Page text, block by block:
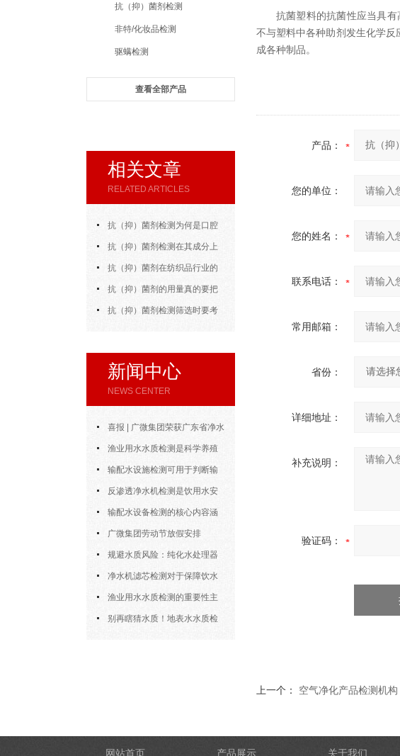
抗（抑）菌剂检测
非特/化妆品检测
驱螨检测
查看全部产品
相关文章
RELATED ARTICLES
抗（抑）菌剂检测为何是口腔
医疗的“隐形守护者”？
抗（抑）菌剂检测在其成分上
的讲解
抗（抑）菌剂在纺织品行业的
应用讲解
抗（抑）菌剂的用量真的要把
控好！
抗（抑）菌剂检测筛选时要考
新闻中心
NEWS CENTER
喜报 | 广微集团荣获广东省净水
设备协会“优秀会员企业”称号
渔业用水水质检测是科学养殖
中的重要工具
输配水设施检测可用于判断输
水设施能否安全、稳定地完成供水
任务
反渗透净水机检测是饮用水安
全体系中的重要一环
输配水设备检测的核心内容涵
盖了多个方面
广微集团劳动节放假安排
规避水质风险：纯化水处理器
检测的核心环节与细节把控
净水机滤芯检测对于保障饮水
安全具有重要意义
渔业用水水质检测的重要性主
要体现在以下四大方面
别再瞎猜水质！地表水水质检
抗菌塑料的抗菌性应当具
不与塑料中各种助剂发生化学
成各种制品。
产品：
您的单位：
您的姓名：
联系电话：
常用邮箱：
省份：
详细地址：
补充说明：
验证码：
上一个： 空气净化产品检测机构
网站首页 产品展示 关于我们